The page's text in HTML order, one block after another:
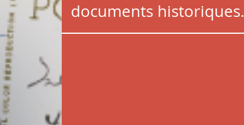
documents historiques.